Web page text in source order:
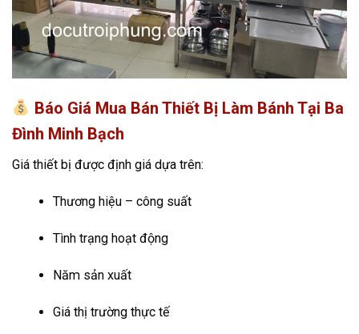
Báo Giá Mua Bán Thiết Bị Làm Bánh Tại Ba
Đình Minh Bạch
Giá thiết bị được định giá dựa trên:
Thương hiệu – công suất
Tình trạng hoạt động
Năm sản xuất
Giá thị trường thực tế